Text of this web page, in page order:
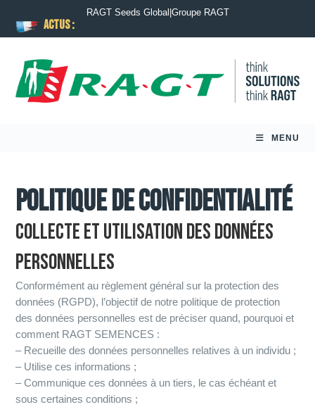
ACTUS :
RAGT Seeds Global Groupe RAGT
MENU
Politique de confidentialité
COLLECTE ET UTILISATION DES DONNÉES
PERSONNELLES
Conformément au règlement général sur la protection des
données (RGPD), l’objectif de notre politique de protection
des données personnelles est de préciser quand, pourquoi et
comment RAGT SEMENCES :
– Recueille des données personnelles relatives à un individu ;
– Utilise ces informations ;
– Communique ces données à un tiers, le cas échéant et
sous certaines conditions ;